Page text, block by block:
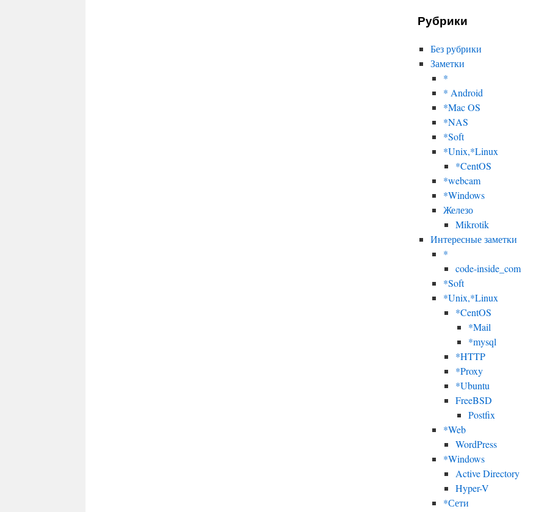
Рубрики
Без рубрики
Заметки
*
* Android
*Mac OS
*NAS
*Soft
*Unix,*Linux
*CentOS
*webcam
*Windows
Железо
Mikrotik
Интересные заметки
*
code-inside_com
*Soft
*Unix,*Linux
*CentOS
*Mail
*mysql
*HTTP
*Proxy
*Ubuntu
FreeBSD
Postfix
*Web
WordPress
*Windows
Active Directory
Hyper-V
*Сети